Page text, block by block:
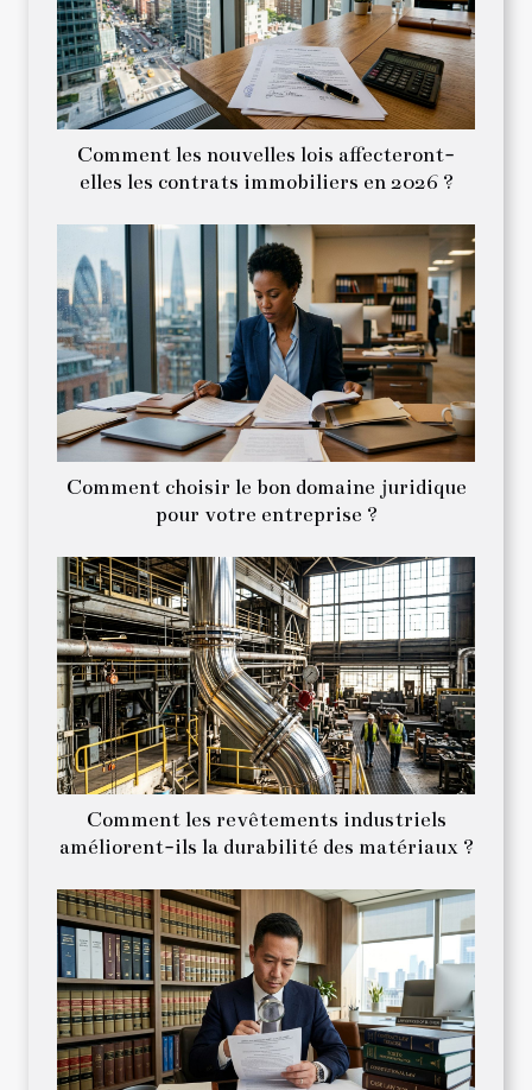
Comment les nouvelles lois affecteront-
elles les contrats immobiliers en 2026 ?
Comment choisir le bon domaine juridique
pour votre entreprise ?
Comment les revêtements industriels
améliorent-ils la durabilité des matériaux ?